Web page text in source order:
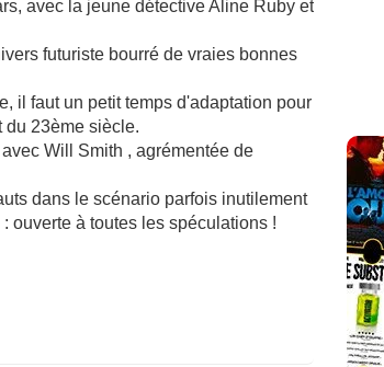
avec la jeune détective Aline Ruby et
futuriste bourré de vraies bonnes
il faut un petit temps d'adaptation pour
du 23ème siècle.
Will Smith , agrémentée de
dans le scénario parfois inutilement
ouverte à toutes les spéculations !